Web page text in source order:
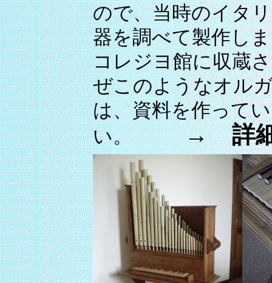
ので、当時のイタ
器を調べて製作し
コレジヨ館に収蔵
ぜこのようなオル
は、資料を作って
い。→ 詳細な